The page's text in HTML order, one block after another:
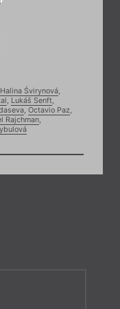
Halina Śvirynová,
, Lukáš Senft,
, Octavio Paz,
Rajchman,